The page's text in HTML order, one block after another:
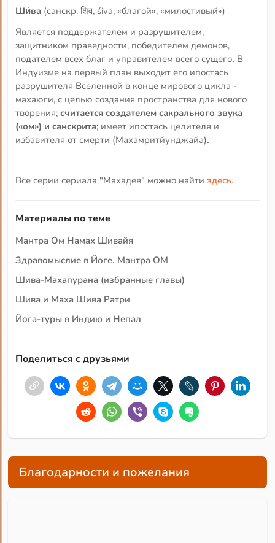
Ши́ва (санскр. शिव, śiva, «благой», «милостивый»)
Является поддержателем и разрушителем,
защитником праведности, победителем демонов,
подателем всех благ и управителем всего сущего. В
Индуизме на первый план выходит его ипостась
разрушителя Вселенной в конце мирового цикла -
махаюги, с целью создания пространства для нового
творения;считается создателем сакрального звука
(«ом») и санскрита; имеет ипостась целителя и
избавителя от смерти (Махамритйунджайа).
Все серии сериала "Махадев" можно найтиздесь.
Материалы по теме
Мантра Ом Намах Шивайя
Здравомыслие в Йоге. Мантра ОМ
Шива-Махапурана (избранные главы)
Шива и Маха Шива Ратри
Йога-туры в Индию и Непал
Поделиться с друзьями
Благодарности и пожелания